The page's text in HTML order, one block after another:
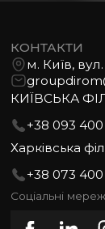
КОНТАКТИ
м. Київ,
КИЇВСЬКА
+38 093
Харківська
+38 073
Соціальні